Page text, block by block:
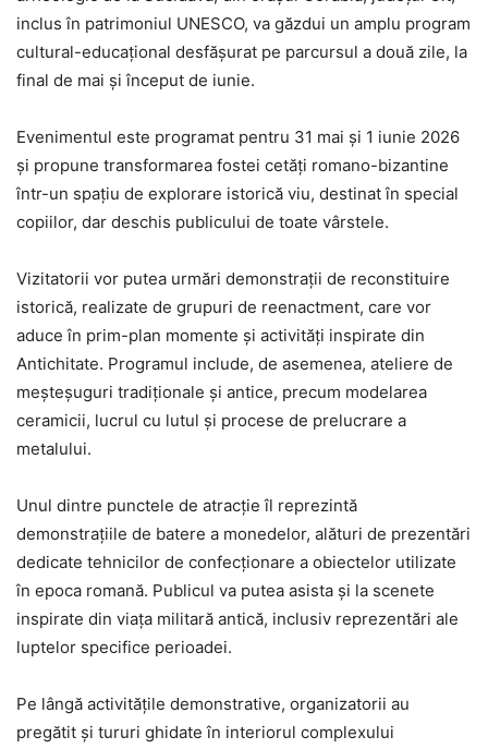
inclus în patrimoniul UNESCO, va găzdui un amplu program
cultural-educațional desfășurat pe parcursul a două zile, la
final de mai și început de iunie.
Evenimentul este programat pentru 31 mai și 1 iunie 2026
și propune transformarea fostei cetăți romano-bizantine
într-un spațiu de explorare istorică viu, destinat în special
copiilor, dar deschis publicului de toate vârstele.
Vizitatorii vor putea urmări demonstrații de reconstituire
istorică, realizate de grupuri de reenactment, care vor
aduce în prim-plan momente și activități inspirate din
Antichitate. Programul include, de asemenea, ateliere de
meșteșuguri tradiționale și antice, precum modelarea
ceramicii, lucrul cu lutul și procese de prelucrare a
metalului.
Unul dintre punctele de atracție îl reprezintă
demonstrațiile de batere a monedelor, alături de prezentări
dedicate tehnicilor de confecționare a obiectelor utilizate
în epoca romană. Publicul va putea asista și la scenete
inspirate din viața militară antică, inclusiv reprezentări ale
luptelor specifice perioadei.
Pe lângă activitățile demonstrative, organizatorii au
pregătit și tururi ghidate în interiorul complexului